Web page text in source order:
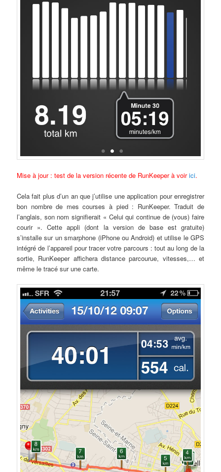
Mise à jour : test de la version récente de RunKeeper à voirici.
Cela fait plus d’un an que j’utilise une application pour enregistrer
bon nombre de mes courses à pied : RunKeeper. Traduit de
l’anglais, son nom signifierait « Celui qui continue de (vous) faire
courir ». Cette appli (dont la version de base est gratuite)
s’installe sur un smarphone (iPhone ou Android) et utilise le GPS
intégré de l’appareil pour tracer votre parcours : tout au long de la
sortie, RunKeeper affichera distance parcourue, vitesses,… et
même le tracé sur une carte.